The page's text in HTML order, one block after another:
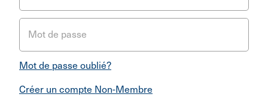
Mot de passe
Mot de passe oublié?
Créer un compte Non-Membre